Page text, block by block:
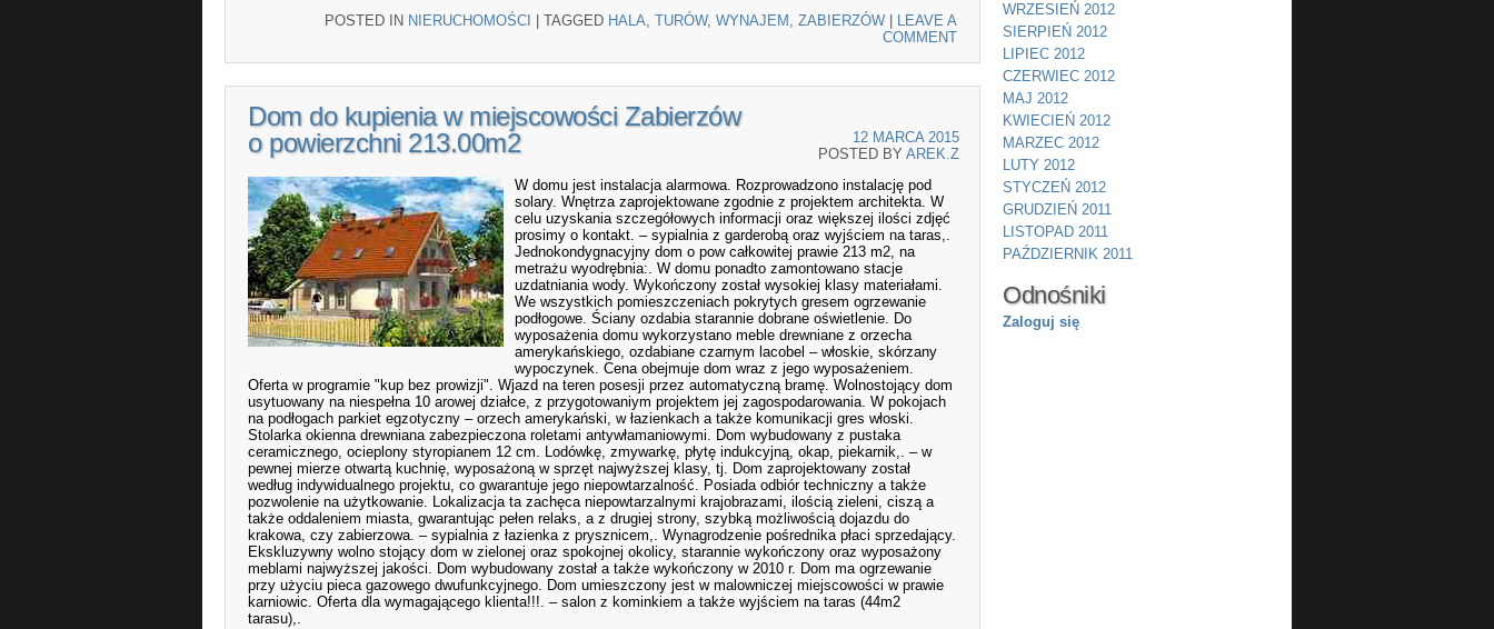
POSTED IN NIERUCHOMOŚCI TAGGED HALA TURÓW, WYNAJEM ZABIERZÓW
LEAVE A
COMMENT
Dom do kupienia w miejscowości Zabierzów
o powierzchni 213.00m2
12 MARCA 2015
POSTED BY AREK.Z
W domu jest instalacja alarmowa. Rozprowadzono instalację pod
solary. Wnętrza zaprojektowane zgodnie z projektem architekta. W
celu uzyskania szczegółowych informacji oraz większej ilości zdjęć
prosimy o kontakt. – sypialnia z garderobą oraz wyjściem na taras,.
Jednokondygnacyjny dom o pow całkowitej prawie 213 m2, na
metrażu wyodrębnia:. W domu ponadto zamontowano stacje
uzdatniania wody. Wykończony został wysokiej klasy materiałami.
We wszystkich pomieszczeniach pokrytych gresem ogrzewanie
podłogowe. Ściany ozdabia starannie dobrane oświetlenie. Do
wyposażenia domu wykorzystano meble drewniane z orzecha
amerykańskiego, ozdabiane czarnym lacobel – włoskie, skórzany
wypoczynek. Cena obejmuje dom wraz z jego wyposażeniem.
Oferta w programie "kup bez prowizji". Wjazd na teren posesji przez automatyczną bramę. Wolnostojący dom
usytuowany na niespełna 10 arowej działce, z przygotowaniym projektem jej zagospodarowania. W pokojach
na podłogach parkiet egzotyczny – orzech amerykański, w łazienkach a także komunikacji gres włoski.
Stolarka okienna drewniana zabezpieczona roletami antywłamaniowymi. Dom wybudowany z pustaka
ceramicznego, ocieplony styropianem 12 cm. Lodówkę, zmywarkę, płytę indukcyjną, okap, piekarnik,. – w
pewnej mierze otwartą kuchnię, wyposażoną w sprzęt najwyższej klasy, tj. Dom zaprojektowany został
według indywidualnego projektu, co gwarantuje jego niepowtarzalność. Posiada odbiór techniczny a także
pozwolenie na użytkowanie. Lokalizacja ta zachęca niepowtarzalnymi krajobrazami, ilością zieleni, ciszą a
także oddaleniem miasta, gwarantując pełen relaks, a z drugiej strony, szybką możliwością dojazdu do
krakowa, czy zabierzowa. – sypialnia z łazienka z prysznicem,. Wynagrodzenie pośrednika płaci sprzedający.
Ekskluzywny wolno stojący dom w zielonej oraz spokojnej okolicy, starannie wykończony oraz wyposażony
meblami najwyższej jakości. Dom wybudowany został a także wykończony w 2010 r. Dom ma ogrzewanie
przy użyciu pieca gazowego dwufunkcyjnego. Dom umieszczony jest w malowniczej miejscowości w prawie
karniowic. Oferta dla wymagającego klienta!!!. – salon z kominkiem a także wyjściem na taras (44m2
tarasu),.
WRZESIEŃ 2012
SIERPIEŃ 2012
LIPIEC 2012
CZERWIEC 2012
MAJ 2012
KWIECIEŃ 2012
MARZEC 2012
LUTY 2012
STYCZEŃ 2012
GRUDZIEŃ 2011
LISTOPAD 2011
PAŹDZIERNIK 2011
Odnośniki
Zaloguj się